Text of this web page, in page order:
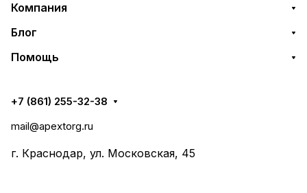
Компания
Блог
Помощь
+7 (861) 255-32-38
mail@apextorg.ru
г. Краснодар, ул. Московская, 45